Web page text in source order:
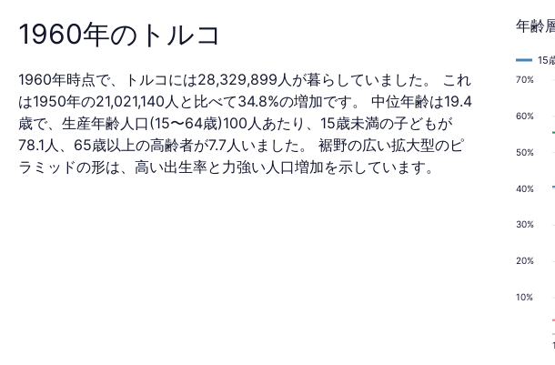
ミ
ッ
ド
1960年のトルコ
1960年時点で、トルコには28,329,899人が暮らしていました。 これ
は1950年の21,021,140人と比べて34.8%の増加です。 中位年齢は19.4
歳で、生産年齢人口(15〜64歳)100人あたり、15歳未満の子どもが
78.1人、65歳以上の高齢者が7.7人いました。 裾野の広い拡大型のピ
ラミッドの形は、高い出生率と力強い人口増加を示しています。
年齢
10%
20%
30%
40%
50%
60%
70%
15